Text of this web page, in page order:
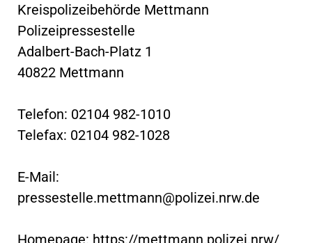
Kreispolizeibehörde Mettmann
Polizeipressestelle
Adalbert-Bach-Platz 1
40822 Mettmann
Telefon: 02104 982-1010
Telefax: 02104 982-1028
E-Mail:
pressestelle.mettmann@polizei.nrw.de
Homepage: https://mettmann.polizei.nrw/